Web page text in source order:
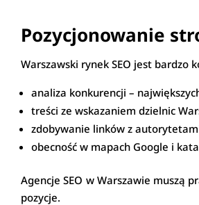
Pozycjonowanie
Warszawski rynek SEO jest bardzo
analiza konkurencji –
treści ze wskazaniem dzielnic
zdobywanie linków z
obecność w mapach Google i
Agencje SEO w Warszawie muszą
pozycje.